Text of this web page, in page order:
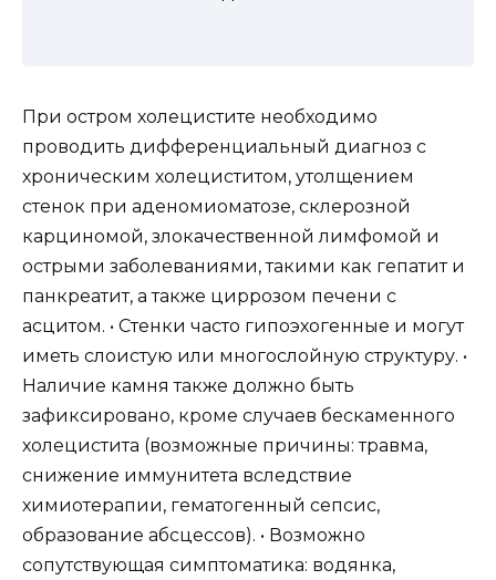
При остром холецистите необходимо
проводить дифференциальный диагноз с
хроническим холециститом, утолщением
стенок при аденомиоматозе, склерозной
карциномой, злокачественной лимфомой и
острыми заболеваниями, такими как гепатит и
панкреатит, а также циррозом печени с
асцитом. • Стенки часто гипоэхогенные и могут
иметь слоистую или многослойную структуру. •
Наличие камня также должно быть
зафиксировано, кроме случаев бескаменного
холецистита (возможные причины: травма,
снижение иммунитета вследствие
химиотерапии, гематогенный сепсис,
образование абсцессов). • Возможно
сопутствующая симптоматика: водянка,